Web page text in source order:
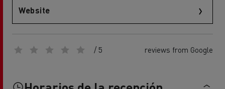
Website
/ 5 reviews from Google